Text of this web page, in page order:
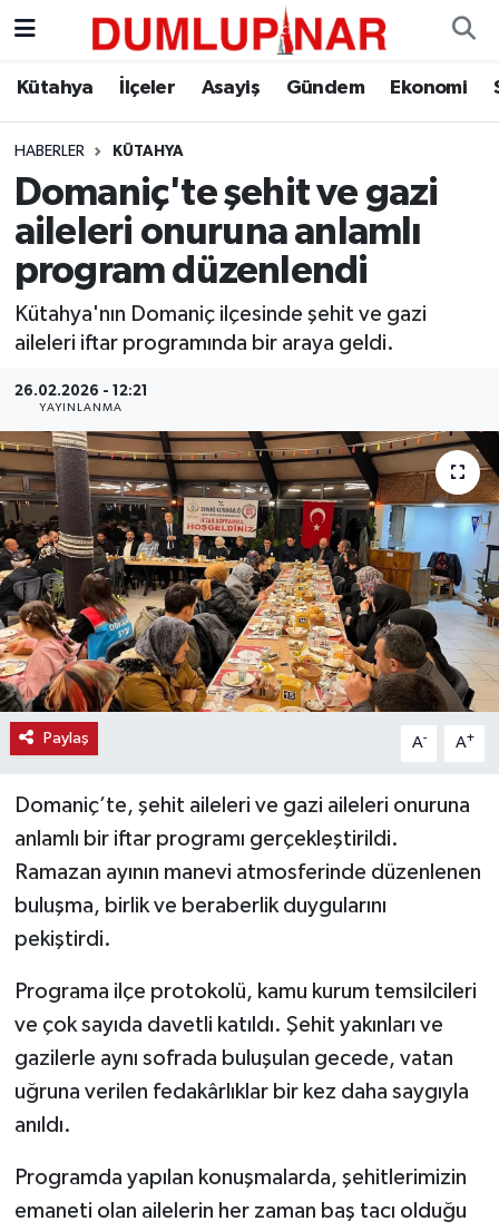
Kütahya İlçeler Asayiş Gündem Ekonomi
HABERLER KÜTAHYA
Domaniç'te şehit ve gazi
aileleri onuruna anlamlı
program düzenlendi
Kütahya'nın Domaniç ilçesinde şehit ve gazi
aileleri iftar programında bir araya geldi.
26.02.2026 - 12:21
YAYINLANMA
Paylaş A- A+
Domaniç’te, şehit aileleri ve gazi aileleri onuruna
anlamlı bir iftar programı gerçekleştirildi.
Ramazan ayının manevi atmosferinde düzenlenen
buluşma, birlik ve beraberlik duygularını
pekiştirdi.
Programa ilçe protokolü, kamu kurum temsilcileri
ve çok sayıda davetli katıldı. Şehit yakınları ve
gazilerle aynı sofrada buluşulan gecede, vatan
uğruna verilen fedakârlıklar bir kez daha saygıyla
anıldı.
Programda yapılan konuşmalarda, şehitlerimizin
emaneti olan ailelerin her zaman baş tacı olduğu
Asayiş
Diğer
Dünya
Ekonomi
Gündem
Haber
Haber İlanlar
Kültür-Sanat
Magazin
Seri İlan
Siyaset
Spor
Teknoloji
Yaşam
Kütahya Hava Durumu
Kütahya Trafik Yoğunluk Haritası
Süper Lig Puan Durumu ve Fikstür
Tüm Manşetler
Son Dakika Haberleri